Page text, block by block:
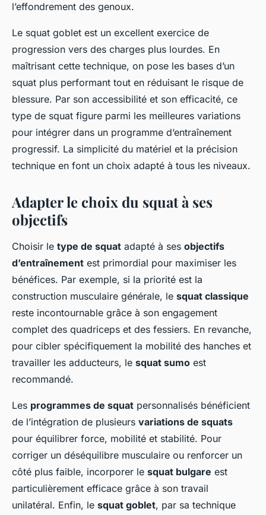
l’effondrement des genoux.
Le squat goblet est un excellent exercice de
progression vers des charges plus lourdes. En
maîtrisant cette technique, on pose les bases d’un
squat plus performant tout en réduisant le risque de
blessure. Par son accessibilité et son efficacité, ce
type de squat figure parmi les meilleures variations
pour intégrer dans un programme d’entraînement
progressif. La simplicité du matériel et la précision
technique en font un choix adapté à tous les niveaux.
Adapter le choix du squat à ses
objectifs
Choisir le type de squat adapté à ses objectifs
d’entraînement est primordial pour maximiser les
bénéfices. Par exemple, si la priorité est la
construction musculaire générale, le squat classique
reste incontournable grâce à son engagement
complet des quadriceps et des fessiers. En revanche,
pour cibler spécifiquement la mobilité des hanches et
travailler les adducteurs, le squat sumo est
recommandé.
Les programmes de squat personnalisés bénéficient
de l’intégration de plusieurs variations de squats
pour équilibrer force, mobilité et stabilité. Pour
corriger un déséquilibre musculaire ou renforcer un
côté plus faible, incorporer le squat bulgare est
particulièrement efficace grâce à son travail
unilatéral. Enfin, le squat goblet, par sa technique